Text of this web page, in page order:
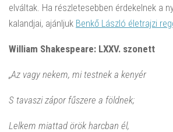
elváltak. Ha részletesebben érdekelnek a
kalandjai, ajánljuk Benkő László életrajzi
William Shakespeare: LXXV. szonett
„Az vagy nekem, mi testnek a kenyér
S tavaszi zápor fűszere a földnek;
Lelkem miattad örök harcban él,